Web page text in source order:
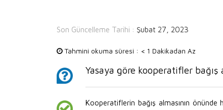
Son Güncelleme Tarihi : Şubat 27, 2023
Tahmini okuma süresi : < 1 Dakikadan Az
Yasaya göre kooperatifler
Kooperatiflerin bağış almasının